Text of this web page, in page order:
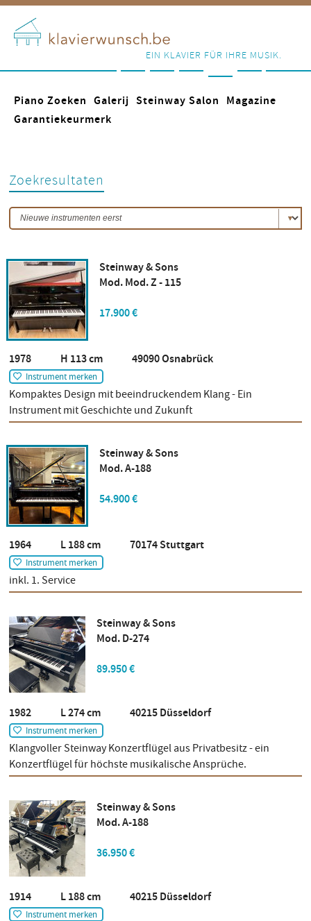
EIN KLAVIER FÜR IHRE MUSIK.
Piano Zoeken Galerij Steinway Salon
Magazine
Garantiekeurmerk
Zoekresultaten
Steinway & Sons
Mod. Mod. Z - 115
17.900 €
1978 H 113 cm 49090 Osnabrück
Instrument merken
Kompaktes Design mit beeindruckendem Klang - Ein
Instrument mit Geschichte und Zukunft
Steinway & Sons
Mod. A-188
54.900 €
1964 L 188 cm 70174 Stuttgart
Instrument merken
inkl. 1. Service
Steinway & Sons
Mod. D-274
89.950 €
1982 L 274 cm 40215 Düsseldorf
Instrument merken
Klangvoller Steinway Konzertflügel aus Privatbesitz - ein
Konzertflügel für höchste musikalische Ansprüche.
Steinway & Sons
Mod. A-188
36.950 €
1914 L 188 cm 40215 Düsseldorf
Instrument merken